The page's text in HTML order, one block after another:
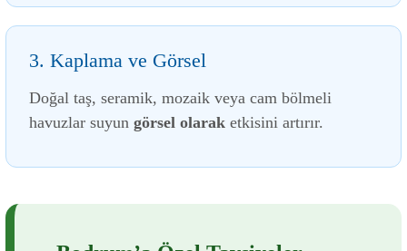
3. Kaplama ve Görsel
Doğal taş, seramik, mozaik veya cam bölmeli
havuzlar suyun görsel olarak etkisini artırır.